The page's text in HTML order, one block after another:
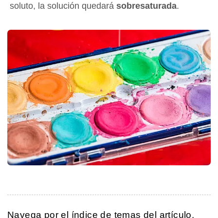
soluto, la solución quedará sobresaturada.
Navega por el índice de temas del artículo.